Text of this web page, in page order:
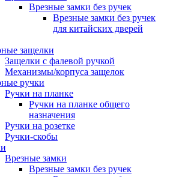
Врезные замки без ручек
Врезные замки без ручек
для китайских дверей
защелки
Защелки с фалевой ручкой
Механизмы/корпуса защелок
ручки
Ручки на планке
Ручки на планке общего
назначения
Ручки на розетке
Ручки-скобы
Врезные замки
Врезные замки без ручек